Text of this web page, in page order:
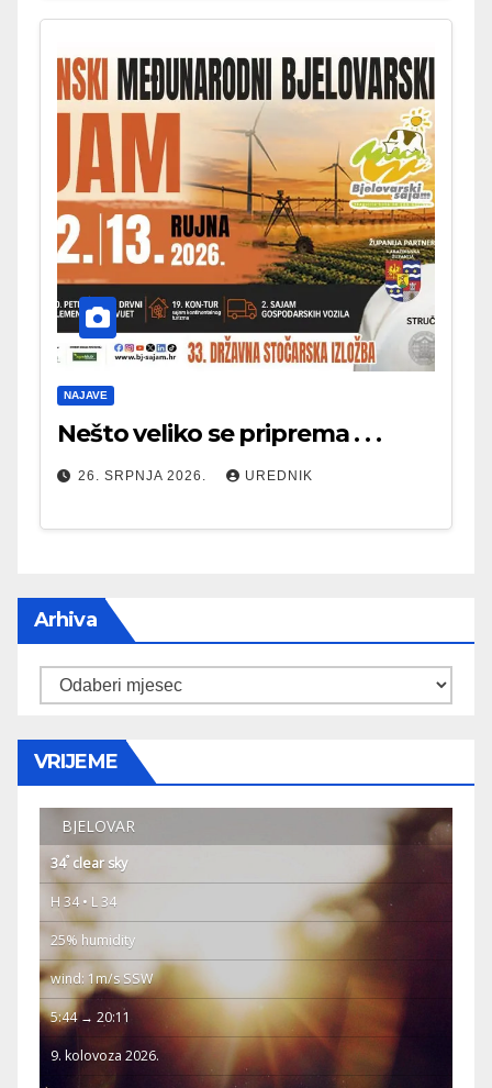
NAJAVE
Nešto veliko se priprema . . .
26. SRPNJA 2026. UREDNIK
Arhiva
Arhiva
VRIJEME
BJELOVAR
34° clear sky
H 34 • L 34
25% humidity
wind: 1m/s SSW
5:44 → 20:11
9. kolovoza 2026.